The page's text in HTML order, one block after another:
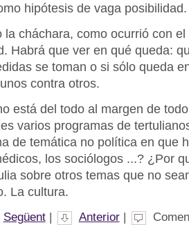
hipótesis de vaga posibilidad.
la cháchara, como ocurrió con
Habrá que ver en qué queda:
se toman o si sólo queda
contra otros.
está del todo al margen de
varios programas de
de temática no política en que
los sociólogos ...? ¿Por
sobre otros temas que no
La cultura.
Següent| Anterior|